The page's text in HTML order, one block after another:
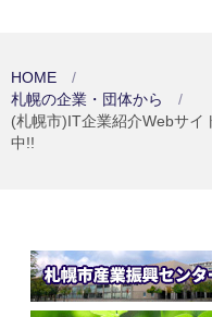
HOME
札幌の企業・団体から
(札幌市)IT企業紹介Webサイ
中!!